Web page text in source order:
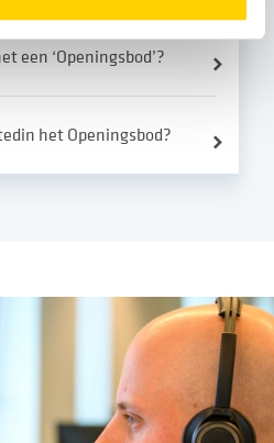
een ‘Openingsbod’?
het Openingsbod?